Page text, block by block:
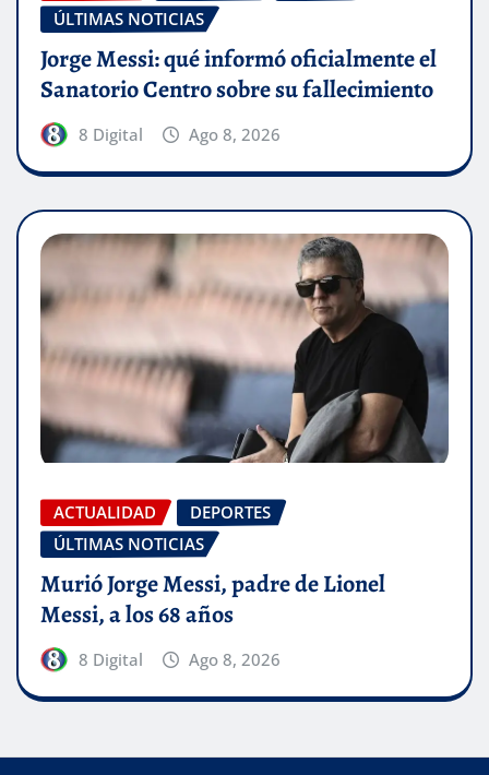
ÚLTIMAS NOTICIAS
Jorge Messi: qué informó oficialmente el
Sanatorio Centro sobre su fallecimiento
8 Digital Ago 8, 2026
ACTUALIDAD
DEPORTES
ÚLTIMAS NOTICIAS
Murió Jorge Messi, padre de Lionel
Messi, a los 68 años
8 Digital Ago 8, 2026